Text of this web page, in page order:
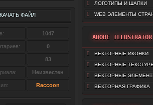
ЛОГОТИПЫ И ШАПКИ
WEB ЭЛЕМЕНТЫ
ADOBE ILLUSTRATOR
ВЕКТОРНЫЕ ИКОНКИ
ВЕКТОРНЫЕ
ВЕКТОРНЫЕ
ВЕКТОРНАЯ ГРАФИКА
ФАЙЛ
1047
0
83
Неизвестен
Raccoon